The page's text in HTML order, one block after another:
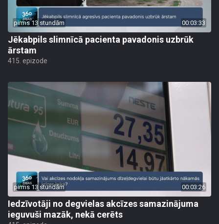
pirms 13 stundām 00:03:33
Jēkabpils slimnīcā pacienta pavadonis uzbrūk
ārstam
415. epizode
pirms 13 stundām 00:03:26
Iedzīvotāji no degvielas akcīzes samazinājuma
ieguvuši mazāk, nekā cerēts